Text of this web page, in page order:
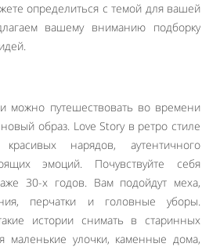
определиться с темой для вашей
вашему вниманию подборку
можно путешествовать во времени
образ. Love Story в ретро стиле
нарядов, аутентичного
эмоций. Почувствуйте себя
30-х годов. Вам подойдут меха,
перчатки и головные уборы.
истории снимать в старинных
маленькие улочки, каменные дома,